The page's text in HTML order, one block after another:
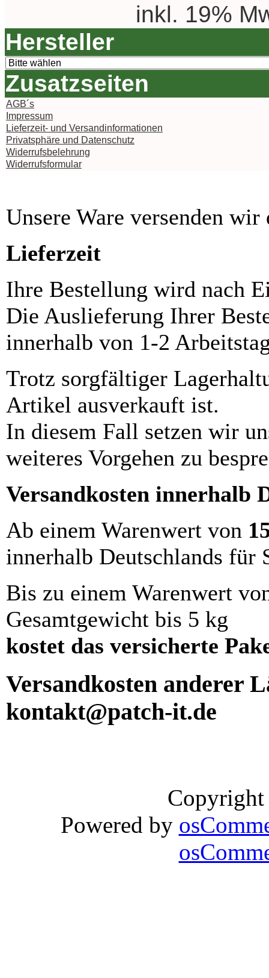
inkl. 19%
Hersteller
Zusatzseiten
AGB´s
Impressum
Lieferzeit- und Versandinformationen
Privatsphäre und Datenschutz
Widerrufsbelehrung
Widerrufsformular
Unsere Ware versenden
Lieferzeit
Ihre Bestellung wird nach
Die Auslieferung Ihrer
innerhalb von 1-2
Trotz sorgfältiger
Artikel ausverkauft ist.
In diesem Fall setzen wir
weiteres Vorgehen zu
Versandkosten innerhalb
Ab einem Warenwert von
innerhalb Deutschlands für
Bis zu einem Warenwert
Gesamtgewicht bis 5 kg
kostet das versicherte
Versandkosten anderer
kontakt@patch-it.de
Powered by